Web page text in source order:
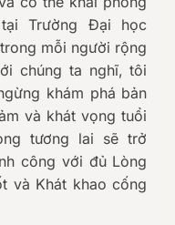
chúng ta nghĩ, tôi
khám phá bản
và khát vọng tuổi
tương lai sẽ trở
công với đủ Lòng
và Khát khao cống